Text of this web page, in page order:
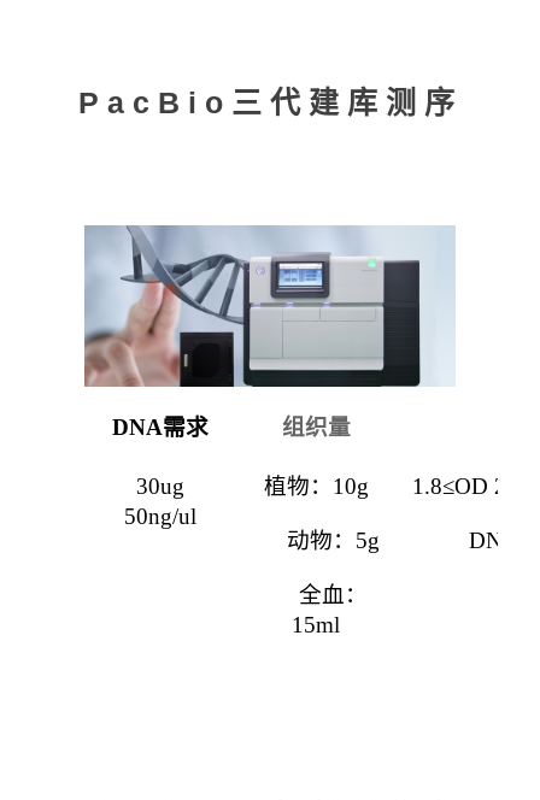
PacBio三代建库测序
DNA需求 组织量
30ug
50ng/ul
植物： 10g
动物： 5g
全血：
15ml
1.8≤OD
DNA